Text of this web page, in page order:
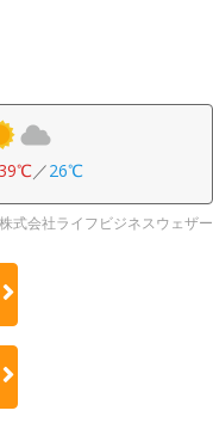
／26℃
式会社ライフビジネスウェザー